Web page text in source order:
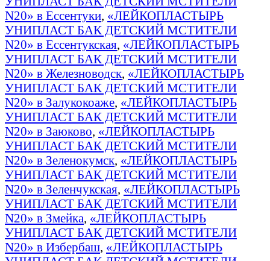
N20» в Ессентуки, «ЛЕЙКОПЛАСТЫРЬ
УНИПЛАСТ БАК ДЕТСКИЙ МСТИТЕЛИ
N20» в Ессентукская, «ЛЕЙКОПЛАСТЫРЬ
УНИПЛАСТ БАК ДЕТСКИЙ МСТИТЕЛИ
N20» в Железноводск, «ЛЕЙКОПЛАСТЫРЬ
УНИПЛАСТ БАК ДЕТСКИЙ МСТИТЕЛИ
N20» в Залукокоаже, «ЛЕЙКОПЛАСТЫРЬ
УНИПЛАСТ БАК ДЕТСКИЙ МСТИТЕЛИ
N20» в Заюково, «ЛЕЙКОПЛАСТЫРЬ
УНИПЛАСТ БАК ДЕТСКИЙ МСТИТЕЛИ
N20» в Зеленокумск, «ЛЕЙКОПЛАСТЫРЬ
УНИПЛАСТ БАК ДЕТСКИЙ МСТИТЕЛИ
N20» в Зеленчукская, «ЛЕЙКОПЛАСТЫРЬ
УНИПЛАСТ БАК ДЕТСКИЙ МСТИТЕЛИ
N20» в Змейка, «ЛЕЙКОПЛАСТЫРЬ
УНИПЛАСТ БАК ДЕТСКИЙ МСТИТЕЛИ
N20» в Избербаш, «ЛЕЙКОПЛАСТЫРЬ